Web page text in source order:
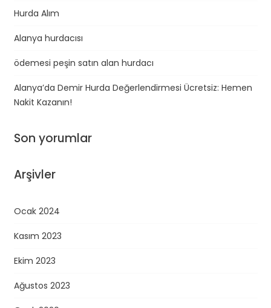
Hurda Alım
Alanya hurdacısı
ödemesi peşin satın alan hurdacı
Alanya’da Demir Hurda Değerlendirmesi Ücretsiz: Hemen
Nakit Kazanın!
Son yorumlar
Arşivler
Ocak 2024
Kasım 2023
Ekim 2023
Ağustos 2023